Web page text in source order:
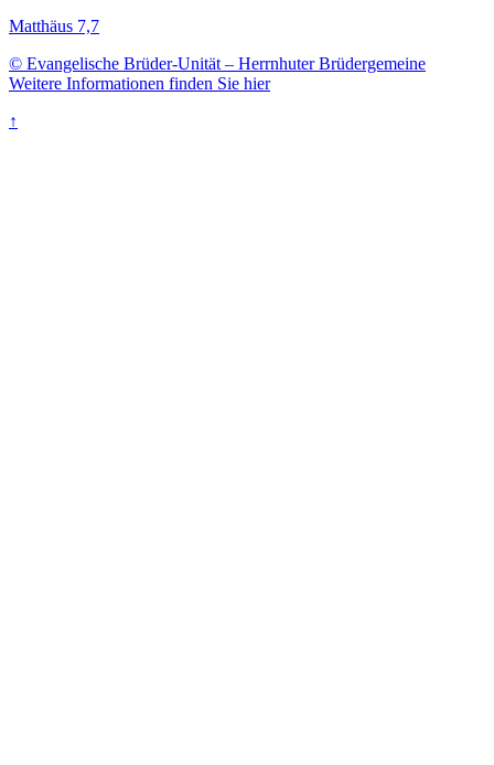
Matthäus 7,7
© Evangelische Brüder-Unität – Herrnhuter Brüdergemeine
Weitere Informationen finden Sie hier
↑